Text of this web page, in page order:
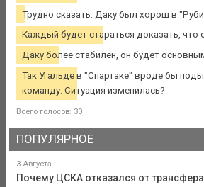
Трудно сказать. Даку был хорош в
Каждый будет стараться доказать, что
Даку более стабилен, он будет
Так Угальде в "Спартаке" вроде бы
команду. Ситуация изменилась?
Всего голосов: 30
ПОПУЛЯРНОЕ
3 Августа
Почему ЦСКА отказался от